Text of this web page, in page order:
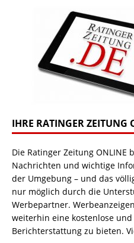
IHRE RATINGER ZEITUNG
Die Ratinger Zeitung ONLINE
Nachrichten und wichtige
der Umgebung – und das
nur möglich durch die
Werbepartner.
weiterhin eine kostenlose
Berichterstattung zu bieten.